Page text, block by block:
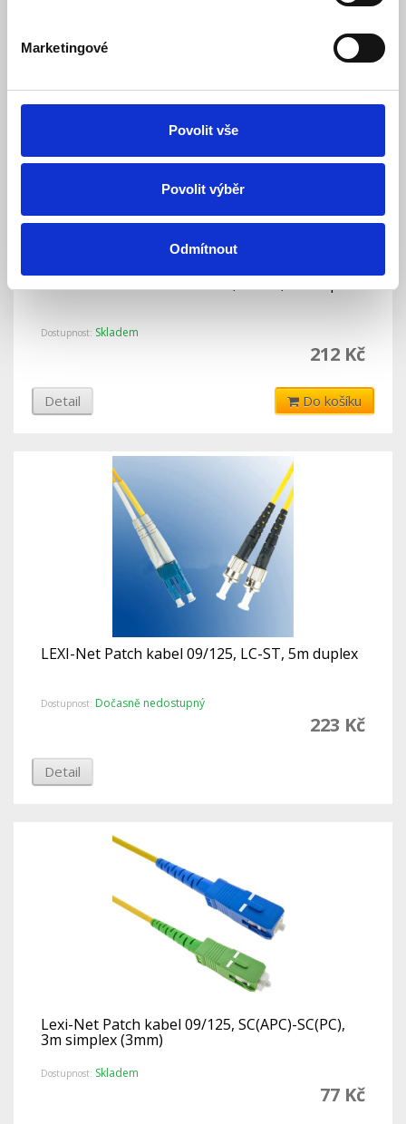
Marketingové
Povolit vše
Povolit výběr
Odmítnout
Dostupnost: Skladem
212 Kč
Detail Do košíku
LEXI-Net Patch kabel 09/125, LC-ST, 5m duplex
Dostupnost: Dočasně nedostupný
223 Kč
Detail
Lexi-Net Patch kabel 09/125, SC(APC)-SC(PC),
3m simplex (3mm)
Dostupnost: Skladem
77 Kč